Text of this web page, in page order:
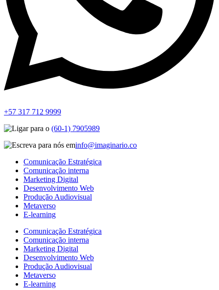
+57 317 712 9999
(60-1) 7905989
info@imaginario.co
Comunicação Estratégica
Comunicação interna
Marketing Digital
Desenvolvimento Web
Produção Audiovisual
Metaverso
E-learning
Comunicação Estratégica
Comunicação interna
Marketing Digital
Desenvolvimento Web
Produção Audiovisual
Metaverso
E-learning